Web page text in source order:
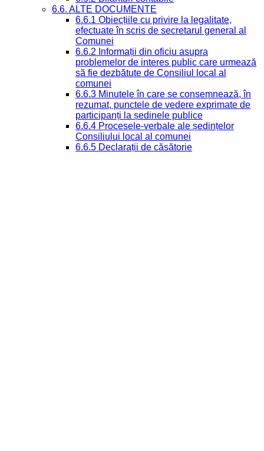
6.6. ALTE DOCUMENTE
6.6.1 Obiecțiile cu privire la legalitate,
efectuate în scris de secretarul general al
Comunei
6.6.2 Informații din oficiu asupra
problemelor de interes public care urmează
să fie dezbătute de Consiliul local al
comunei
6.6.3 Minutele în care se consemnează, în
rezumat, punctele de vedere exprimate de
participanți la ședinele publice
6.6.4 Procesele-verbale ale ședințelor
Consiliului local al comunei
6.6.5 Declarații de căsătorie